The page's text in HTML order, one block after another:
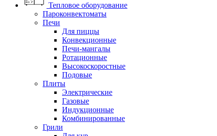
Тепловое оборудование
Пароконвектоматы
Печи
Для пиццы
Конвекционные
Печи-мангалы
Ротационные
Высокоскоростные
Подовые
Плиты
Электрические
Газовые
Индукционные
Комбинированные
Грили